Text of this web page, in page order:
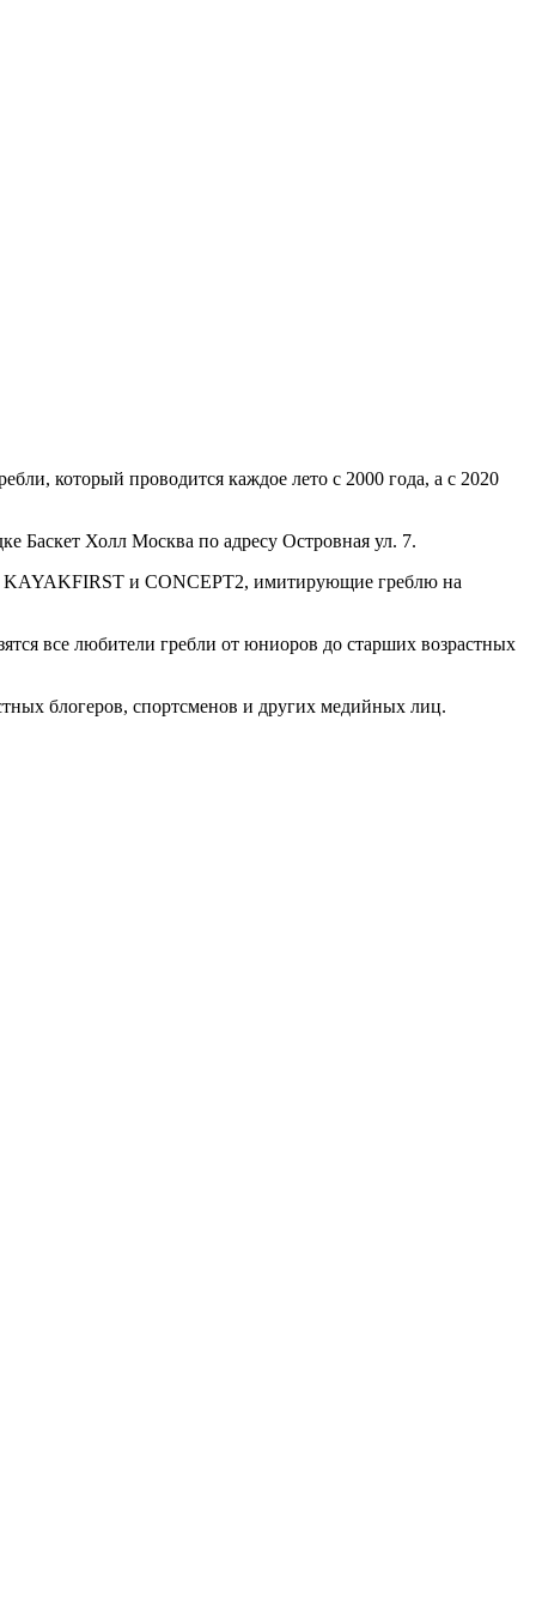
который проводится каждое лето с 2000 года, а с 2020
Баскет Холл Москва по адресу Островная ул. 7.
KAYAKFIRST и CONCEPT2, имитирующие греблю на
все любители гребли от юниоров до старших возрастных
блогеров, спортсменов и других медийных лиц.